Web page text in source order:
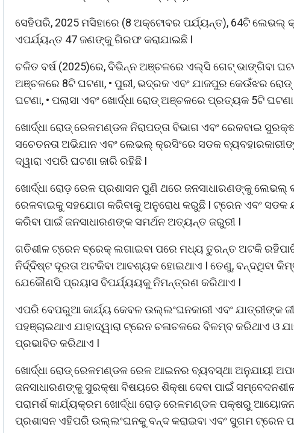
ସେହିପରି, 2025 ମସିହାରେ (8 ଅକ୍ଟୋବର ପର୍ଯ୍ୟନ୍ତ), 64ଟି ଲେଭଲ୍
ଏପର୍ଯ୍ୟନ୍ତ 47 ଜଣଙ୍କୁ ଗିରଫ କରାଯାଇଛି I
ଚଳିତ ବର୍ଷ (2025)ରେ, ବିଭିନ୍ନ ଅଞ୍ଚଳରେ ଏଲ୍ସି ଗେଟ୍ ଭାଙ୍ଗିବା
ଅଞ୍ଚଳରେ 8ଟି ଘଟଣା, • ପୁରୀ, ଭଦ୍ରକ ଏବଂ ଯାଜପୁର କେଉଁଝର
ଘଟଣା, • ପଲାସା ଏବଂ ଖୋର୍ଦ୍ଧା ରୋଡ୍ ଅଞ୍ଚଳରେ ପ୍ରତ୍ୟକ 5ଟି
ଖୋର୍ଦ୍ଧା ରୋଡ୍ ରେଳମଣ୍ଡଳ ନିରାପତ୍ତା ବିଭାଗ ଏବଂ ରେଳବାଇ
ସଚେତନତା ଅଭିଯାନ ଏବଂ ଲେଭଲ୍ କ୍ରସିଂରେ ସଡକ
ଦ୍ୱାରା ଏପରି ଘଟଣା ଜାରି ରହିଛି I
ଖୋର୍ଦ୍ଧା ରୋଡ଼ ରେଳ ପ୍ରଶାସନ ପୁଣି ଥରେ ଜନସାଧାରଣଙ୍କୁ ଲେଭଲ୍
ରେଳବାଇକୁ ସହଯୋଗ କରିବାକୁ ଅନୁରୋଧ କରୁଛି I ଟ୍ରେନ ଏବଂ ସଡକ
କରିବା ପାଇଁ ଜନସାଧାରଣଙ୍କ ସମର୍ଥନ ଅତ୍ୟନ୍ତ ଜରୁରୀ I
ଗତିଶୀଳ ଟ୍ରେନ ବ୍ରେକ୍ ଲଗାଇବା ପରେ ମଧ୍ୟ ତୁରନ୍ତ ଅଟକି
ନିର୍ଦ୍ଦିଷ୍ଟ ଦୂରତା ଅଟକିବା ଆବଶ୍ୟକ ହୋଇଥାଏ I ତେଣୁ, ବନ୍ଦଥିବା
ଯେକୌଣସି ପ୍ରୟାସ ବିପର୍ଯ୍ୟୟକୁ ନିମନ୍ତ୍ରଣ କରିଥାଏ I
ଏପରି ବେପରୁଆ କାର୍ଯ୍ୟ କେବଳ ଉଲ୍ଲଂଘନକାରୀ ଏବଂ ଯାତ୍ରୀଙ୍କ
ପହଞ୍ଚାଇଥାଏ ଯାହାଦ୍ୱାରା ଟ୍ରେନ ଚଳାଚଳରେ ବିଳମ୍ବ କରିଥାଏ ଓ
ପ୍ରଭାବିତ କରିଥାଏ I
ଖୋର୍ଦ୍ଧା ରୋଡ୍ ରେଳମଣ୍ଡଳ ରେଳ ଆଇନର ବ୍ୟବସ୍ଥା ଅନୁଯାୟୀ
ଜନସାଧାରଣଙ୍କୁ ସୁରକ୍ଷା ବିଷୟରେ ଶିକ୍ଷା ଦେବା ପାଇଁ
ପରାମର୍ଶ କାର୍ଯ୍ୟକ୍ରମ ଖୋର୍ଦ୍ଧା ରୋଡ଼ ରେଳମଣ୍ଡଳ ପକ୍ଷରୁ ଆୟୋଜନ
ପ୍ରଶାସନ ଏହିପରି ଉଲ୍ଲଂଘନକୁ ବନ୍ଦ କରାଇବା ଏବଂ ସୁଗମ ଟ୍ରେନ